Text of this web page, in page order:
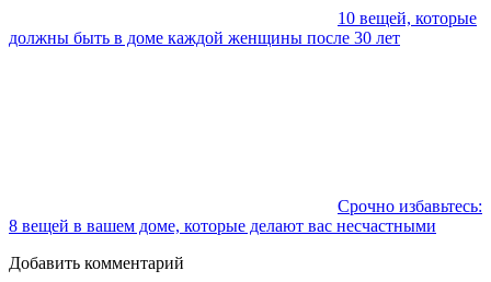
10 вещей, которые
должны быть в доме каждой женщины после 30 лет
Срочно избавьтесь:
8 вещей в вашем доме, которые делают вас несчастными
Добавить комментарий